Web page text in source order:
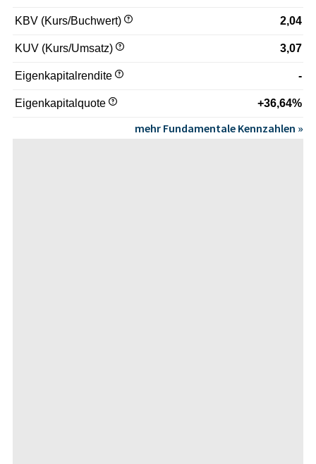
KBV (Kurs/Buchwert) 2,04
KUV (Kurs/Umsatz) 3,07
Eigenkapitalrendite -
Eigenkapitalquote +36,64%
mehr Fundamentale Kennzahlen »